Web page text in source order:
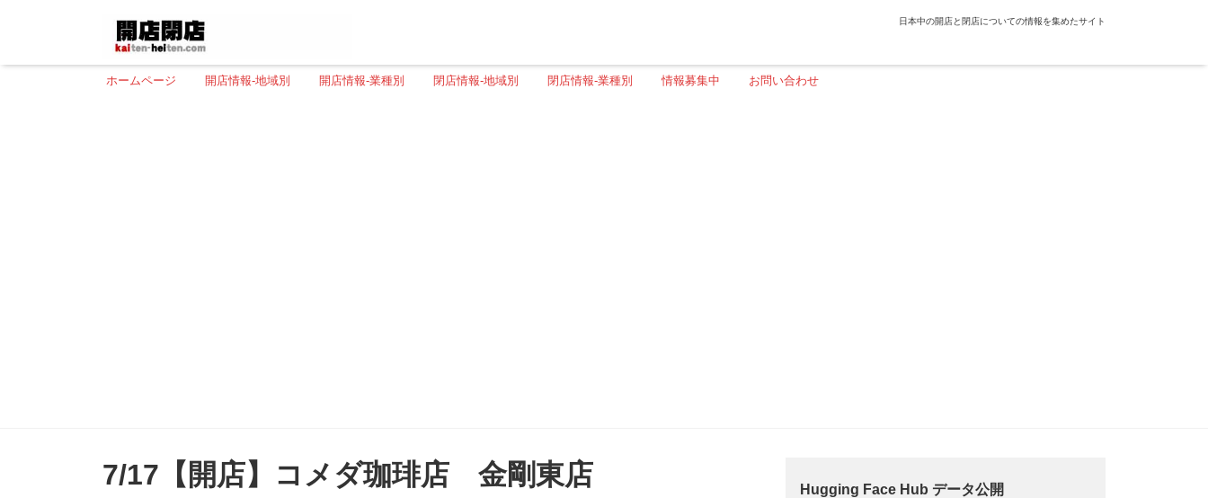
日本中の開店と閉店についての情報を集めたサイト
ホームページ 開店情報-地域別 開店情報-業種別 閉店情報-地域別 閉店情報-業種別 情報募集中 お問い合わせ
7/17【開店】コメダ珈琲店 金剛東店 Hugging Face Hub データ公開